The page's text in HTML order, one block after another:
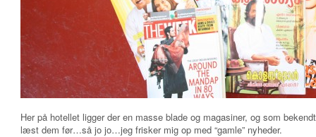
Her på hotellet ligger der en masse blade og magasiner, og som
læst dem før…så jo jo…jeg frisker mig op med “gamle” nyheder.